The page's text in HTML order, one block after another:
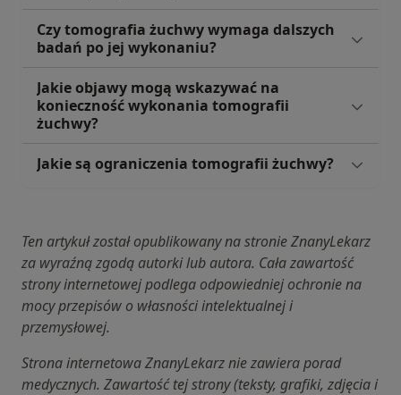
Czy tomografia żuchwy wymaga dalszych
badań po jej wykonaniu?
Jakie objawy mogą wskazywać na
konieczność wykonania tomografii
żuchwy?
Jakie są ograniczenia tomografii żuchwy?
Ten artykuł został opublikowany na stronie ZnanyLekarz
za wyraźną zgodą autorki lub autora. Cała zawartość
strony internetowej podlega odpowiedniej ochronie na
mocy przepisów o własności intelektualnej i
przemysłowej.
Strona internetowa ZnanyLekarz nie zawiera porad
medycznych. Zawartość tej strony (teksty, grafiki, zdjęcia i